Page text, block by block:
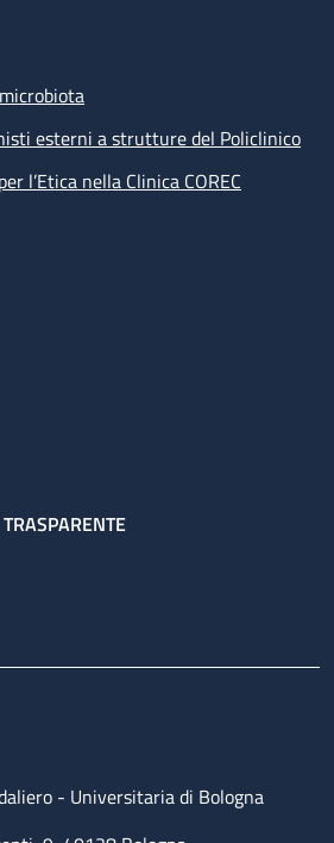
esterni a strutture del Policlinico
l’Etica nella Clinica COREC
- Universitaria di Bologna